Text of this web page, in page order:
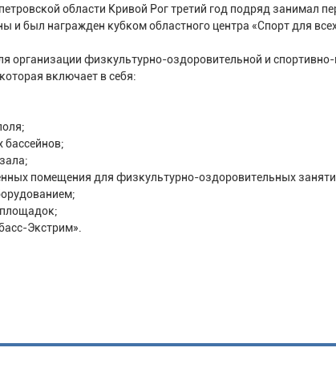
области Кривой Рог третий год подряд занимал
и был награжден кубком областного центра «Спорт для
организации физкультурно-оздоровительной и
включает в себя:
бассейнов;
помещения для физкультурно-оздоровительных
Экстрим».